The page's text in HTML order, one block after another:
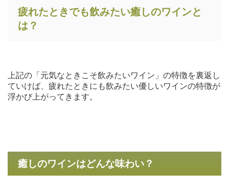
疲れたときでも飲みたい癒しのワインと
は？
上記の「元気なときこそ飲みたいワイン」の特徴を裏返し
ていけば、疲れたときにも飲みたい優しいワインの特徴が
浮かび上がってきます。
癒しのワインはどんな味わい？